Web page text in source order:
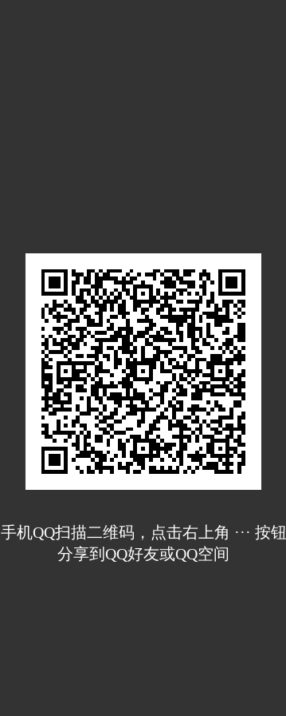
手机QQ扫描二维码，点击右上角 ··· 按钮
分享到QQ好友或QQ空间